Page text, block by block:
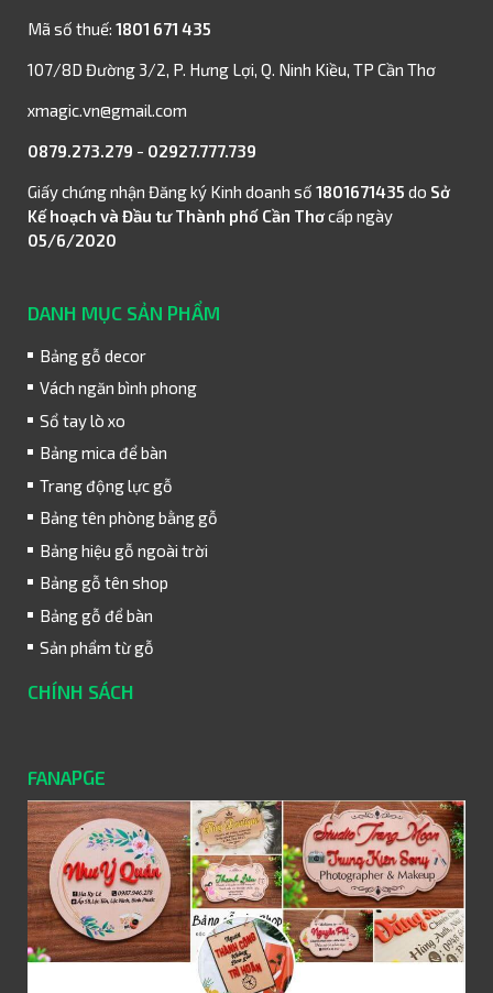
Mã số thuế: 1801 671 435
107/8D Đường 3/2, P. Hưng Lợi, Q. Ninh Kiều, TP Cần Thơ
xmagic.vn@gmail.com
0879.273.279 - 02927.777.739
Giấy chứng nhận Đăng ký Kinh doanh số 1801671435 do Sở
Kế hoạch và Đầu tư Thành phố Cần Thơcấp ngày
05/6/2020
DANH MỤC SẢN PHẨM
Bảng gỗ decor
Vách ngăn bình phong
Sổ tay lò xo
Bảng mica để bàn
Trang động lực gỗ
Bảng tên phòng bằng gỗ
Bảng hiệu gỗ ngoài trời
Bảng gỗ tên shop
Bảng gỗ để bàn
Sản phẩm từ gỗ
CHÍNH SÁCH
FANAPGE